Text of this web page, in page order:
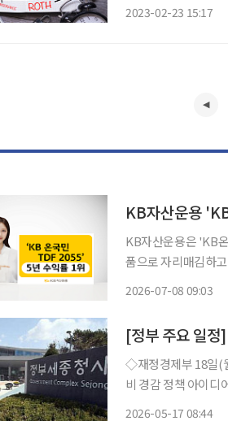
2023-02-23 15:17
KB자산운용
KB자산운용은 'KB
품으로 자리매김하고 있다고 8일 밝혔다. 펀
2026-07-08 09:03
[정부 주요 일
◇재정경제부 18일(월) △경제부총리 한국경제 설명회 및 G7 재무장관회의 △2026년 생활
비 경감 정책 아이디어 공모전 개최 △2023년 지역
2026-05-17 08:44